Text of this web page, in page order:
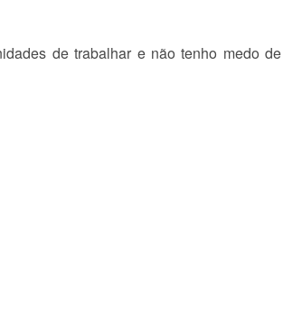
de trabalhar e não tenho medo de